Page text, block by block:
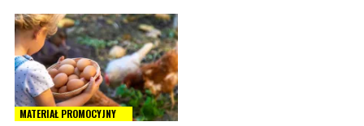
MATERIAŁ PROMOCYJNY